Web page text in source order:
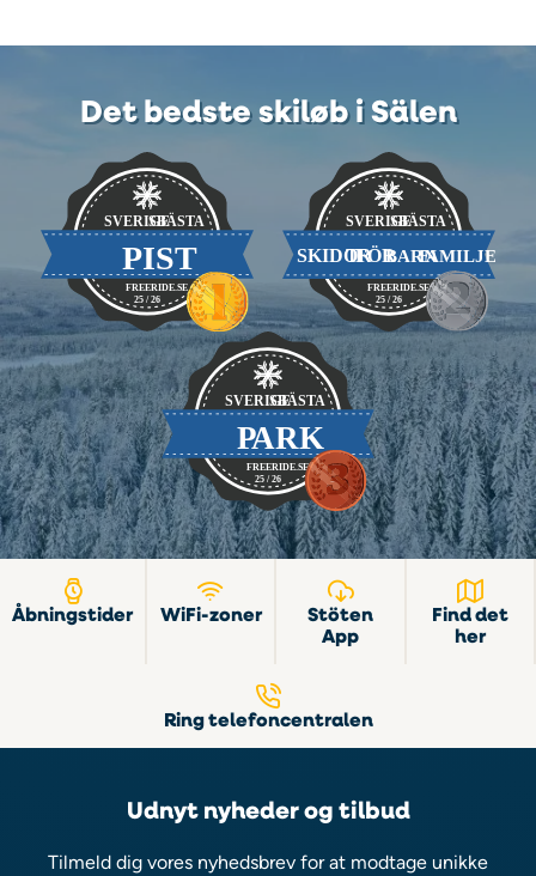
Det bedste skiløb i Sälen
Åbningstider WiFi-zoner
Stöten
App
Find det
her
Ring telefoncentralen
Udnyt nyheder og tilbud
Tilmeld dig vores nyhedsbrev for at modtage unikke